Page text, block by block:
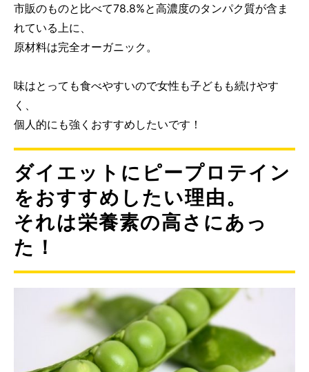
市販のものと比べて78.8%と高濃度のタンパク質が含ま
れている上に、
原材料は完全オーガニック。
味はとっても食べやすいので女性も子どもも続けやす
く、
個人的にも強くおすすめしたいです！
ダイエットにピープロテイン
をおすすめしたい理由。
それは栄養素の高さにあっ
た！